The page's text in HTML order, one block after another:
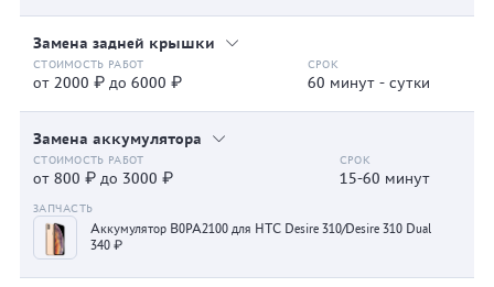
Замена задней крышки
от 2000 ₽ до 6000 ₽ 60 минут - сутки
Замена аккумулятора
от 800 ₽ до 3000 ₽ 15-60 минут
Аккумулятор B0PA2100 для HTC Desire 310/Desire 310 Dual
340 ₽